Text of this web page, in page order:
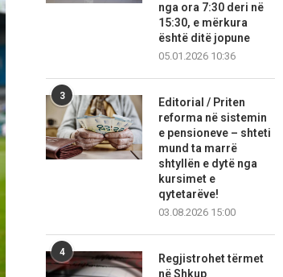
nga ora 7:30 deri në
15:30, e mërkura
është ditë jopune
05.01.2026 10:36
3
Editorial / Priten
reforma në sistemin
e pensioneve – shteti
mund ta marrë
shtyllën e dytë nga
kursimet e
qytetarëve!
03.08.2026 15:00
4
Regjistrohet tërmet
në Shkup